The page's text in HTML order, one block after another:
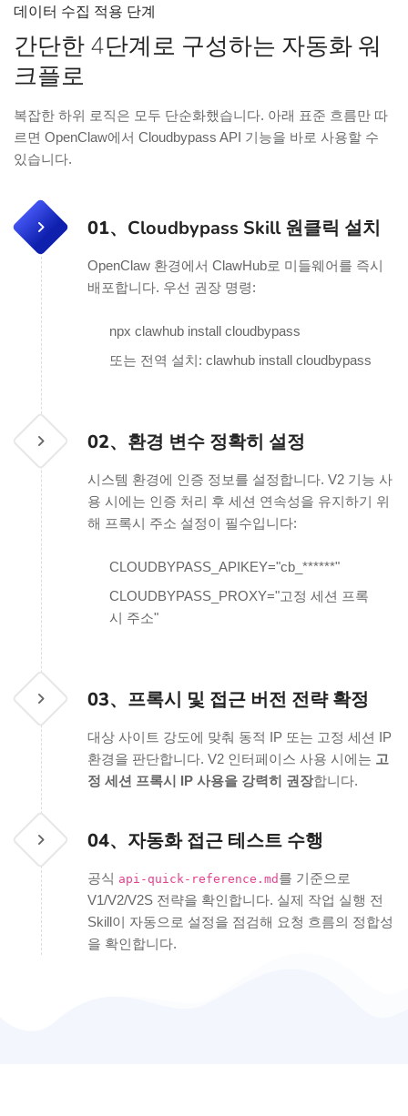
데이터 수집 적용 단계
간단한 4단계로 구성하는 자동화 워
크플로
복잡한 하위 로직은 모두 단순화했습니다. 아래 표준 흐름만 따
르면 OpenClaw에서 Cloudbypass API 기능을 바로 사용할 수
있습니다.
01、 Cloudbypass Skill 원클릭 설치
OpenClaw 환경에서 ClawHub로 미들웨어를 즉시
배포합니다. 우선 권장 명령:
npx clawhub install cloudbypass
또는 전역 설치: clawhub install cloudbypass
02、 환경 변수 정확히 설정
시스템 환경에 인증 정보를 설정합니다. V2 기능 사
용 시에는 인증 처리 후 세션 연속성을 유지하기 위
해 프록시 주소 설정이 필수입니다:
CLOUDBYPASS_APIKEY="cb_******"
CLOUDBYPASS_PROXY="고정 세션 프록
시 주소"
03、 프록시 및 접근 버전 전략 확정
대상 사이트 강도에 맞춰 동적 IP 또는 고정 세션 IP
환경을 판단합니다. V2 인터페이스 사용 시에는 고
정 세션 프록시 IP 사용을 강력히 권장합니다.
04、 자동화 접근 테스트 수행
공식 api-quick-reference.md 를 기준으로
V1/V2/V2S 전략을 확인합니다. 실제 작업 실행 전
Skill이 자동으로 설정을 점검해 요청 흐름의 정합성
을 확인합니다.